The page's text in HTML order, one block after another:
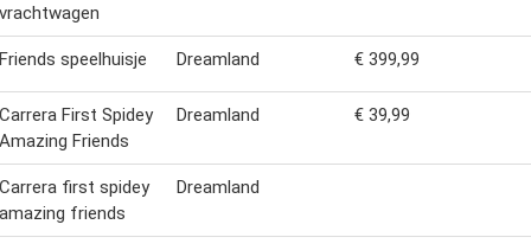
vrachtwagen
Friends speelhuisje Dreamland € 399,99
Carrera First Spidey
Amazing Friends
Dreamland € 39,99
Carrera first spidey
amazing friends
Dreamland